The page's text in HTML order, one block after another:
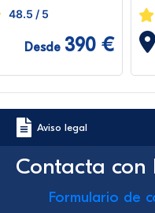
48.5 / 5
Desde 390 €
Aviso legal
Contacta con
Formulario de